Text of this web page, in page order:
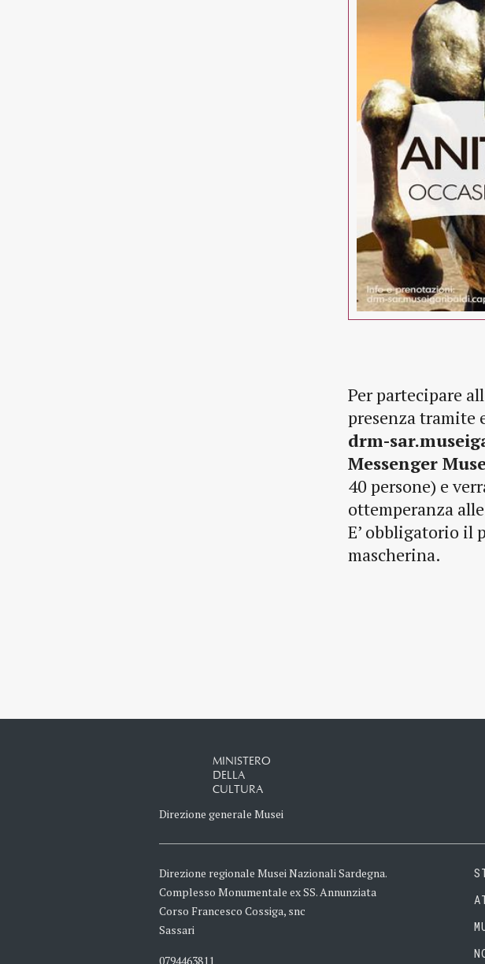
Per partecipare
presenza tramite
drm-
Messenger
40 persone) e
ottemperanza
E’ obbligatorio il
mascherina.
MINISTERO
DELLA
CULTURA
Direzione generale Musei
Direzione regionale Musei Nazionali Sardegna.
Complesso Monumentale ex SS. Annunziata
Corso Francesco Cossiga, snc
Sassari
0794463811